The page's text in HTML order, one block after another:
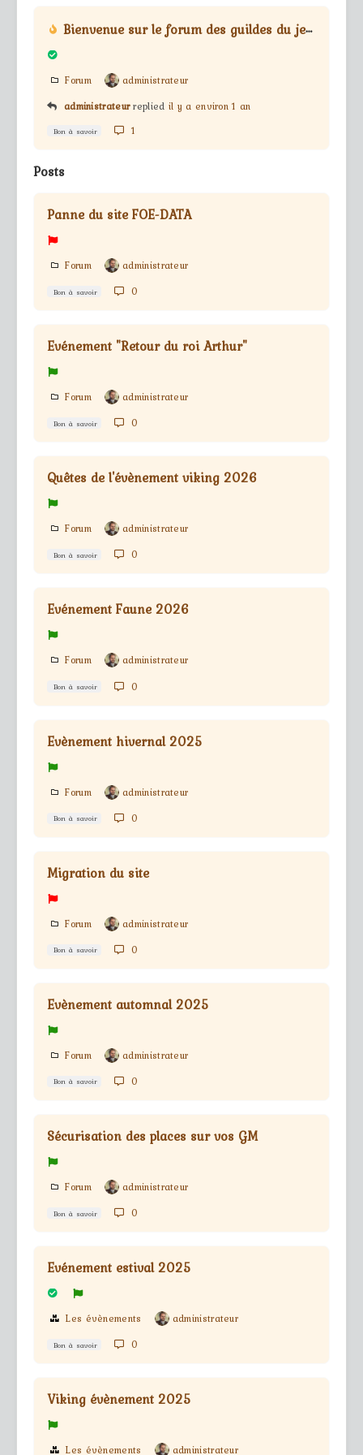
Bienvenue sur le forum des guildes du jeu Forge Of Empires
Forum
administrateur
administrateur replied il y a environ 1 an
Bon à savoir 1
Posts
Panne du site FOE-DATA
Forum administrateur
Bon à savoir 0
Evénement "Retour du roi Arthur"
Forum administrateur
Bon à savoir 0
Quêtes de l'évènement viking 2026
Forum administrateur
Bon à savoir 0
Evénement Faune 2026
Forum administrateur
Bon à savoir 0
Evènement hivernal 2025
Forum administrateur
Bon à savoir 0
Migration du site
Forum administrateur
Bon à savoir 0
Evènement automnal 2025
Forum administrateur
Bon à savoir 0
Sécurisation des places sur vos GM
Forum administrateur
Bon à savoir 0
Evénement estival 2025
Les évènements administrateur
Bon à savoir 0
Viking évènement 2025
Les évènements administrateur